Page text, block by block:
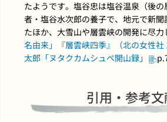
たようです。塩谷忠は塩谷温泉（後
者・塩谷水次郎の養子で、地元で新
たほか、大雪山や層雲峡の開発に尽力
名由来」『層雲峡四季』（北の女性社
太郎「ヌタクカムシュペ開山録」
引用・参考